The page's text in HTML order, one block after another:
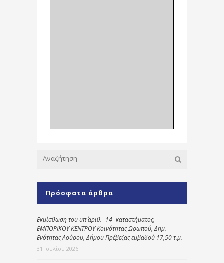
Πρόσφατα άρθρα
Εκμίσθωση του υπ΄ αριθ. -14- καταστήματος,
ΕΜΠΟΡΙΚΟΥ ΚΕΝΤΡΟΥ Κοινότητας Ωρωπού, Δημ.
Ενότητας Λούρου, Δήμου Πρέβεζας εμβαδού 17,50 τ.μ.
31 Ιουλίου 2026